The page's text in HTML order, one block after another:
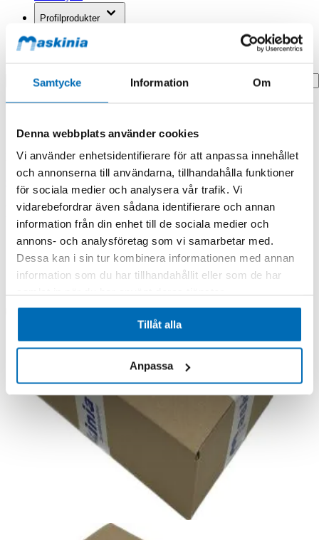
Samtycke Information Om
Denna webbplats använder cookies
Vi använder enhetsidentifierare för att anpassa innehållet
och annonserna till användarna, tillhandahålla funktioner
för sociala medier och analysera vår trafik. Vi
vidarebefordrar även sådana identifierare och annan
information från din enhet till de sociala medier och
annons- och analysföretag som vi samarbetar med.
Dessa kan i sin tur kombinera informationen med annan
information som du har tillhandahållit eller som de har
Tillåt alla
Anpassa
Profilprodukter
Fyndhörna
Roller Assy.
Produkten finns i följande kategorier:
Roller Assy.